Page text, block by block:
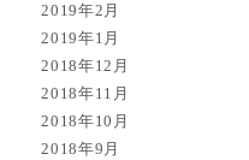
2019年2月
2019年1月
2018年12月
2018年11月
2018年10月
2018年9月